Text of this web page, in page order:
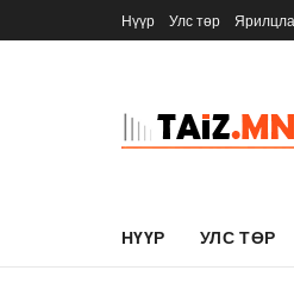
Нүүр Улс төр
НҮҮР УЛС ТӨР